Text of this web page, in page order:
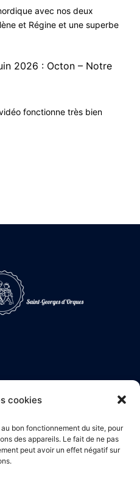
cookies
bon fonctionnement du site, pour
des appareils. Le fait de ne pas
peut avoir un effet négatif sur
avec nos deux
et Régine et une superbe
2026 : Octon – Notre
fonctionne très bien
Saint-Georges d'Orques